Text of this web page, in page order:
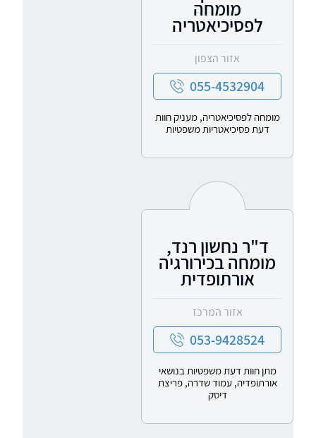
מומחה
לפסיכיאטריה
אזור הצפון
055-4532904
מומחה לפסיכיאטריה, מעניק חוות
דעת פסיכיאטריות משפטיות
ד"ר נחשון רנד,
מומחה בכירורגיה
אורתופדית
אזור המרכז
053-9428524
מתן חוות דעת משפטיות בנושאי
אורתופדיה, עמוד שדרה, פריצת
דיסק